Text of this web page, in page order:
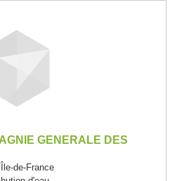
GENERALE DES
de-France